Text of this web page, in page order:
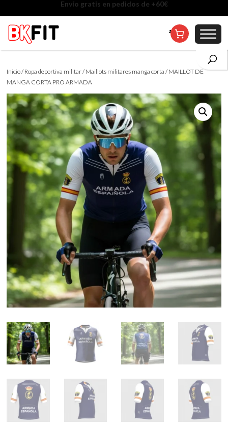
Cambio de talla incluido, excepto en personalizados
Inicio/ Ropa deportiva militar/ Maillots militares manga corta / MAILLOT DE
MANGA CORTA PRO ARMADA